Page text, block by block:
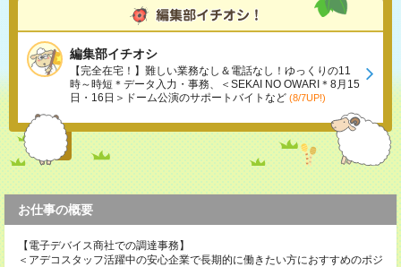
編集部イチオシ
【完全在宅！】難しい業務なし＆電話なし！ゆっくりの11
時～時短＊データ入力・事務、＜SEKAI NO OWARI＊8月15
日・16日＞ドーム公演のサポートバイトなど (8/7UP!)
お仕事の概要
【電子デバイス商社での調達事務】
＜アデコスタッフ活躍中の安心企業で長期的に働きたい方におすすめのポジ